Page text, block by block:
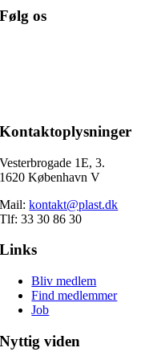
Følg os
Kontaktoplysninger
Vesterbrogade 1E, 3.
1620 København V
Mail:kontakt@plast.dk
Tlf: 33 30 86 30
Links
Bliv medlem
Find medlemmer
Job
Nyttig viden